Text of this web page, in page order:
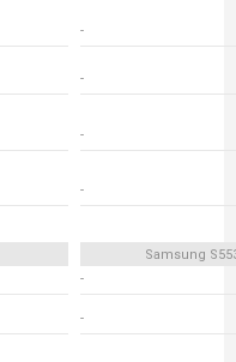
-
-
-
-
Samsung
-
-